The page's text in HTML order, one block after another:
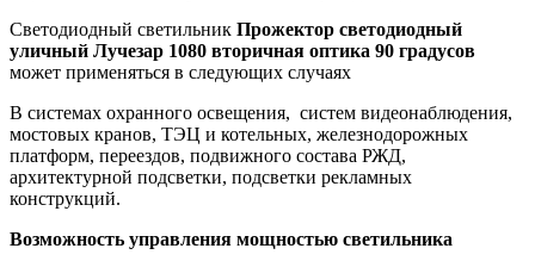
Светодиодный светильник Прожектор светодиодный
уличный Лучезар 1080 вторичная оптика 90 градусов
может применяться в следующих случаях
В системах охранного освещения, систем видеонаблюдения,
мостовых кранов, ТЭЦ и котельных, железнодорожных
платформ, переездов, подвижного состава РЖД,
архитектурной подсветки, подсветки рекламных
конструкций.
Возможность управления мощностью светильника